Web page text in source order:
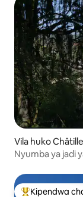
Vila huko
Nyumba ya jadi
Kipendwa